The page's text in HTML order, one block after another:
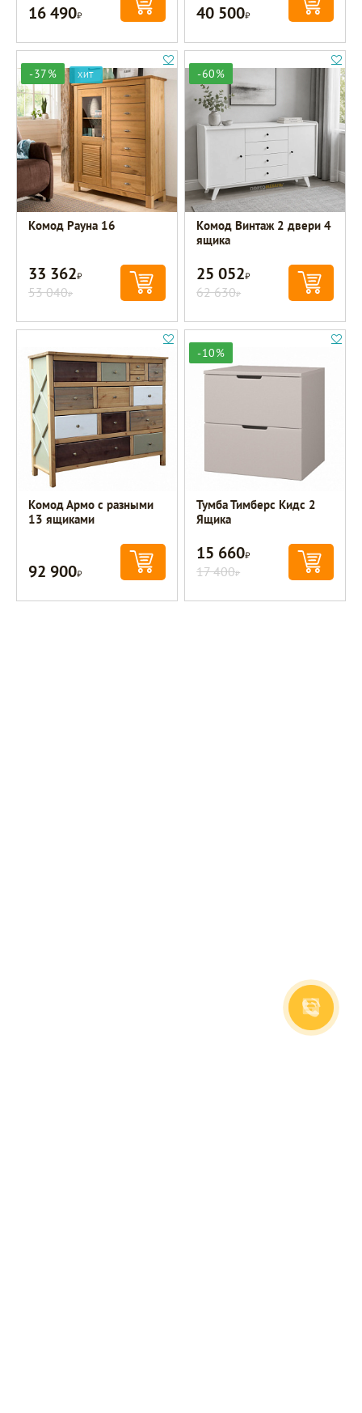
16 490Р 40 500Р
-37% ХИТ
Комод Рауна 16
33 362Р
53 040Р
-60%
Комод Винтаж 2 двери 4
ящика
25 052Р
62 630Р
Комод Армо с разными
13 ящиками
92 900Р
-10%
Тумба Тимберс Кидс 2
Ящика
15 660Р
17 400Р